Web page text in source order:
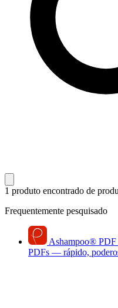
1 produto encontrado de
Frequentemente pesquisado
Ashampoo® PDF
PDFs — rápido,